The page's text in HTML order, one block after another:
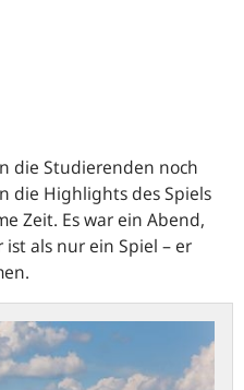
die Studierenden noch
die Highlights des Spiels
Zeit. Es war ein Abend,
als nur ein Spiel – er